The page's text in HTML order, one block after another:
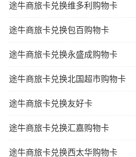
途牛商旅卡兑换维多利购物卡
途牛商旅卡兑换包百购物卡
途牛商旅卡兑换永盛成购物卡
途牛商旅卡兑换北国超市购物卡
途牛商旅卡兑换友好卡
途牛商旅卡兑换汇嘉购物卡
途牛商旅卡兑换西太华购物卡